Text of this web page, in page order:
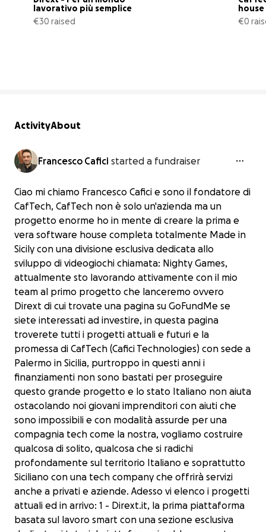
lavorativo più semplice
€30 raised
€0
ActivityAbout
Francesco Cafici started a fundraiser
Ciao mi chiamo Francesco Cafici e sono il fondatore di
CafTech, CafTech non è solo un'azienda ma un
progetto enorme ho in mente di creare la prima e
vera software house completa totalmente Made in
Sicily con una divisione esclusiva dedicata allo
sviluppo di videogiochi chiamata: Nighty Games,
attualmente sto lavorando attivamente con il mio
team al primo progetto che lanceremo ovvero
Dirext di cui trovate una pagina su GoFundMe se
siete interessati ad investire, in questa pagina
troverete tutti i progetti attuali e futuri e la
promessa di CafTech (Cafici Technologies) con sede a
Palermo in Sicilia, purtroppo in questi anni i
finanziamenti non sono bastati per proseguire
questo grande progetto e lo stato Italiano non aiuta
ostacolando noi giovani imprenditori con aiuti che
sono impossibili e con modalità assurde per una
compagnia tech come la nostra, vogliamo costruire
qualcosa di solito, qualcosa che si radichi
profondamente sul territorio Italiano e soprattutto
Siciliano con una tech company che offrirà servizi
anche a privati e aziende. Adesso vi elenco i progetti
attuali ed in arrivo: 1 - Dirext.it, la prima piattaforma
basata sul lavoro smart con una sezione esclusiva